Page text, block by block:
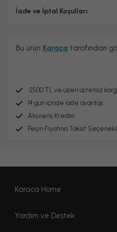
İade ve İptal Koşulları
Bu ürün Karaca tarafından
2500 TL ve üzeri ücretsiz
14 gün içinde iade avantajı
Alışveriş Kredisi
Peşin Fiyatına Taksit
Karaca Home
Yardım ve Destek